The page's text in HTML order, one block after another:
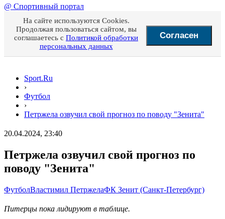
@ Спортивный портал
На сайте используются Cookies.
Продолжая пользоваться сайтом, вы
соглашаетесь с Политикой обработки
персональных данных
Согласен
Sport.Ru
›
Футбол
›
Петржела озвучил свой прогноз по поводу "Зенита"
20.04.2024, 23:40
Петржела озвучил свой прогноз по
поводу "Зенита"
ФутболВластимил ПетржелаФК Зенит (Санкт-Петербург)
Питерцы пока лидируют в таблице.